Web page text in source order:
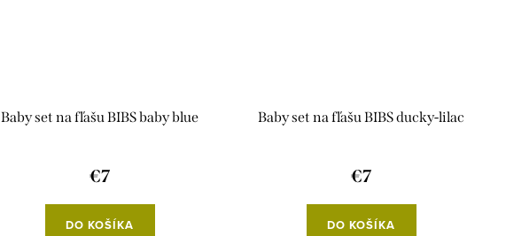
Baby set na fľašu BIBS baby blue
€7
DO KOŠÍKA
Baby set na fľašu BIBS ducky-lilac
€7
DO KOŠÍKA